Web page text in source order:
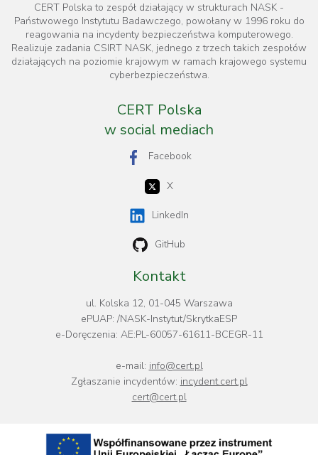
CERT Polska to zespół działający w strukturach NASK -
Państwowego Instytutu Badawczego, powołany w 1996 roku do
reagowania na incydenty bezpieczeństwa komputerowego.
Realizuje zadania CSIRT NASK, jednego z trzech takich zespołów
działających na poziomie krajowym w ramach krajowego systemu
cyberbezpieczeństwa.
CERT Polska
w social mediach
Facebook
X
LinkedIn
GitHub
Kontakt
ul. Kolska 12, 01-045 Warszawa
ePUAP: /NASK-Instytut/SkrytkaESP
e-Doręczenia: AE:PL-60057-61611-BCEGR-11
e-mail: info@cert.pl
Zgłaszanie incydentów: incydent.cert.pl
cert@cert.pl